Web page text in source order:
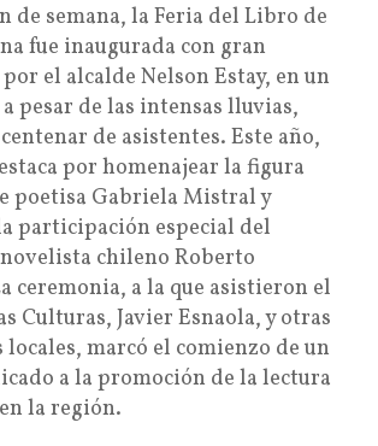
de semana, la Feria del Libro de
fue inaugurada con gran
el alcalde Nelson Estay, en un
pesar de las intensas lluvias,
de asistentes. Este año,
por homenajear la figura
poetisa Gabriela Mistral y
participación especial del
chileno Roberto
ceremonia, a la que asistieron el
Culturas, Javier Esnaola, y otras
marcó el comienzo de un
a la promoción de la lectura
la región.